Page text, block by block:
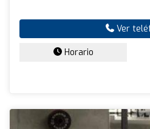
Ver
Horario